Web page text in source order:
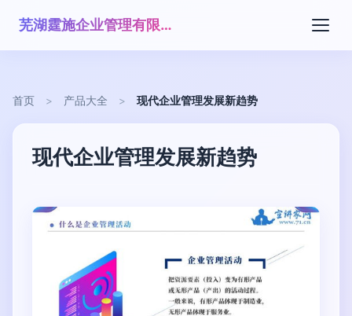
芜湖霆施企业管理有限公司
首页 > 产品大全 > 现代企业管理发展新趋势
现代企业管理发展新趋势